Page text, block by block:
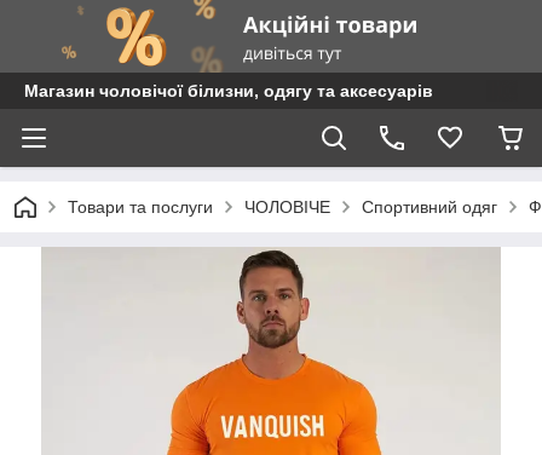
Магазин чоловічої білизни, одягу та аксесуарів
Товари та послуги ЧОЛОВІЧЕ Спортивний одяг